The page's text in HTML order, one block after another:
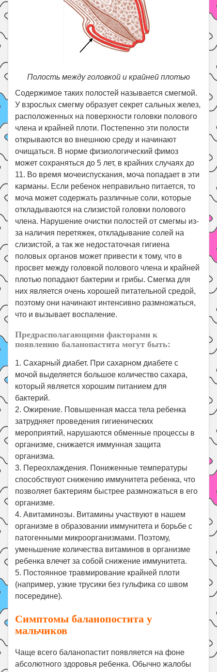
Полость между головкой и крайней плотью
Содержимое таких полостей называется смегмой.
У взрослых смегму образует секрет сальных желез,
расположенных на поверхности головки полового
члена и крайней плоти. Постепенно эти полости
открываются во внешнюю среду и начинают
очищаться. В норме физиологический фимоз
может сохраняться до 5 лет, в крайних случаях до
11. Во время мочеиспускания, моча попадает в эти
карманы. Если ребенок неправильно питается, то
моча может содержать различные соли, которые
откладываются на слизистой головки полового
члена. Нарушение очистки полостей от смегмы из-
за наличия перетяжек, откладывание солей на
слизистой, а так же недостаточная гигиена
половых органов может привести к тому, что в
просвет между головкой полового члена и крайней
плотью попадают бактерии и грибы. Смегма для
них является очень хорошей питательной средой,
поэтому они начинают интенсивно размножаться,
что и вызывает воспаление.
Предрасполагающими факторами к
появлению баланопастита могут быть:
1. Сахарный диабет. При сахарном диабете с
мочой выделяется большое количество сахара,
который является хорошим питанием для
бактерий.
2. Ожирение. Повышенная масса тела ребенка
затрудняет проведения гигиенических
мероприятий, нарушаются обменные процессы в
организме, снижается иммунная защита
организма.
3. Переохлаждения. Пониженные температуры
способствуют снижению иммунитета ребенка, что
позволяет бактериям быстрее размножаться в его
организме.
4. Авитаминозы. Витамины участвуют в нашем
организме в образовании иммунитета и борьбе с
патогенными микроорганизмами. Поэтому,
уменьшение количества витаминов в организме
ребенка влечет за собой снижение иммунитета.
5. Постоянное травмирование крайней плоти
(например, узкие трусики без гульфика со швом
посередине).
Симптомы баланопостита у
мальчиков
Чаще всего баланопастит появляется на фоне
абсолютного здоровья ребенка. Обычно жалобы